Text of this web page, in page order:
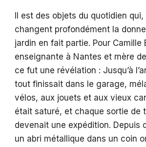
Il est des objets du quotidien
changent profondément la
jardin en fait partie. Pour Camille
enseignante à Nantes et mère
ce fut une révélation : Jusqu’à
tout finissait dans le garage,
vélos, aux jouets et aux vieux
était saturé, et chaque sortie de
devenait une expédition. Depuis
un abri métallique dans un coin